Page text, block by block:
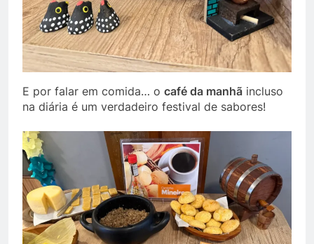
E por falar em comida… o café da manhã incluso
na diária é um verdadeiro festival de sabores!